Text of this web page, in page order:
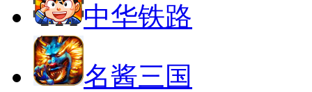
中华铁路
名酱三国